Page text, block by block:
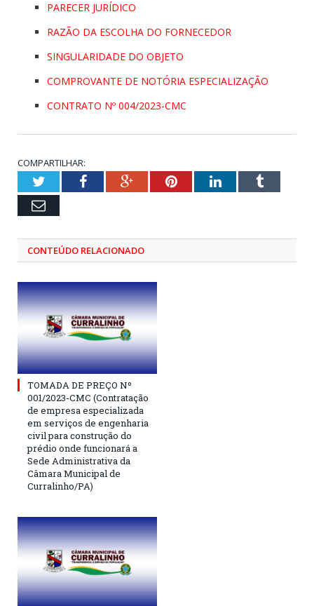
PARECER JURÍDICO
RAZÃO DA ESCOLHA DO FORNECEDOR
SINGULARIDADE DO OBJETO
COMPROVANTE DE NOTÓRIA ESPECIALIZAÇÃO
CONTRATO Nº 004/2023-CMC
COMPARTILHAR:
TwitterFacebookGoogle+PinterestLinkedInTumblr
Email
CONTEÚDO RELACIONADO
TOMADA DE PREÇO Nº
001/2023-CMC (Contratação
de empresa especializada
em serviços de engenharia
civil para construção do
prédio onde funcionará a
Sede Administrativa da
Câmara Municipal de
Curralinho/PA)